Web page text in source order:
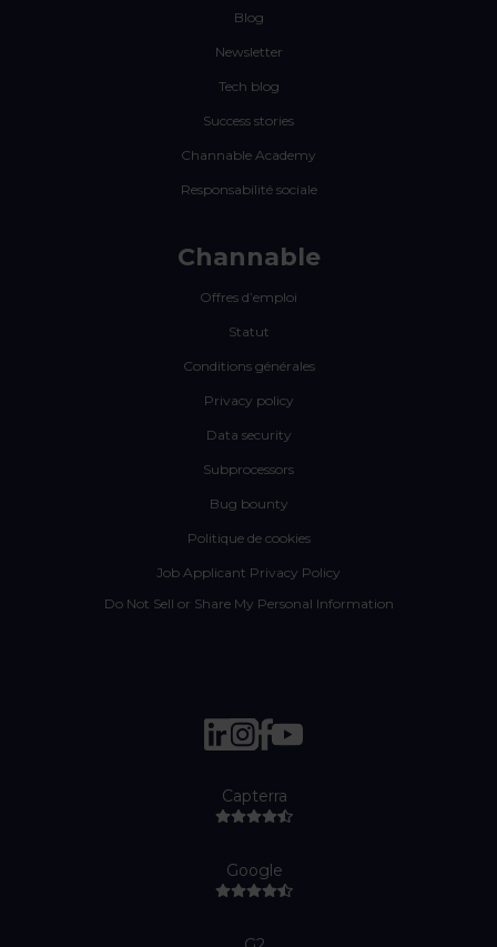
Blog
Newsletter
Tech blog
Success stories
Channable Academy
Responsabilité sociale
Channable
Offres d’emploi
Statut
Conditions générales
Privacy policy
Data security
Subprocessors
Bug bounty
Politique de cookies
Job Applicant Privacy Policy
Do Not Sell or Share My Personal Information
Capterra
Google